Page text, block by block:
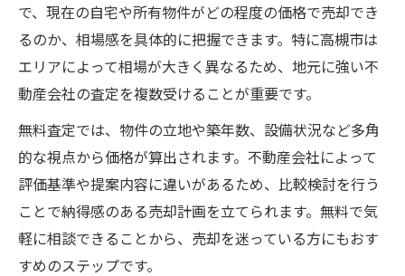
で、現在の自宅や所有物件がどの程度の価格で売却でき
るのか、相場感を具体的に把握できます。特に高槻市は
エリアによって相場が大きく異なるため、地元に強い不
動産会社の査定を複数受けることが重要です。
無料査定では、物件の立地や築年数、設備状況など多角
的な視点から価格が算出されます。不動産会社によって
評価基準や提案内容に違いがあるため、比較検討を行う
ことで納得感のある売却計画を立てられます。無料で気
軽に相談できることから、売却を迷っている方にもおす
すめのステップです。